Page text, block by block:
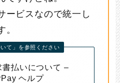
ービスなので統一し
。
て」を参照ください
書払いについて –
ヘルプ